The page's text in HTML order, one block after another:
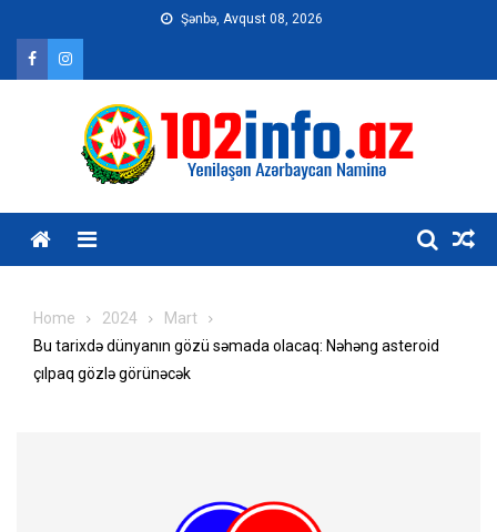
content
Şənbə, Avqust 08, 2026
Home 2024
Mart
Bu tarixdə dünyanın gözü səmada olacaq: Nəhəng asteroid
çılpaq gözlə görünəcək